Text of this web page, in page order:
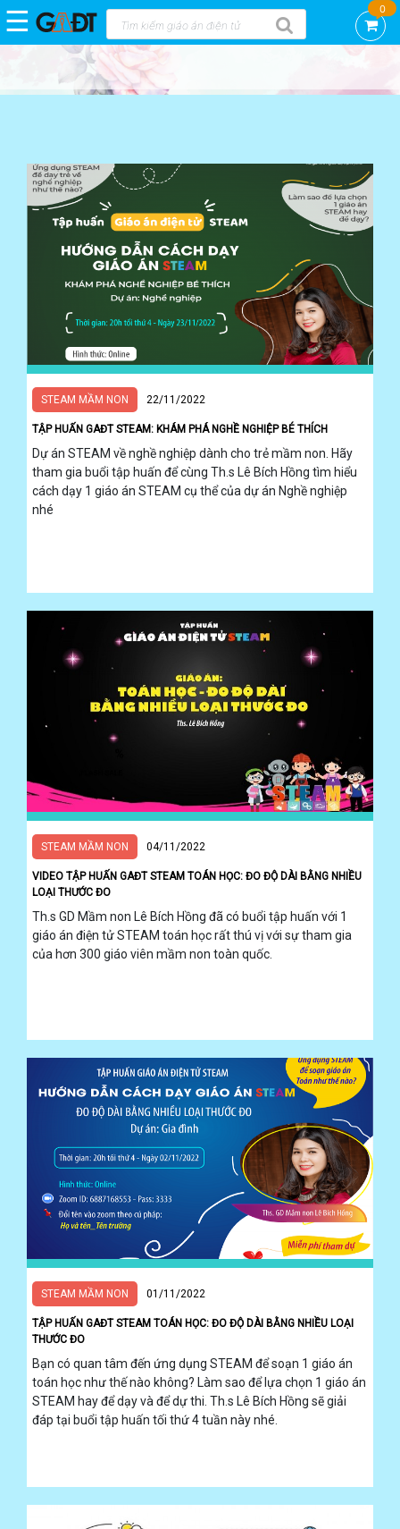
CTCP
mầm
GAĐT
năng
sống
Mầm
Bảng
☰ 0
STEAM MẦM NON 22/11/2022
TẬP HUẤN GAĐT STEAM: KHÁM PHÁ NGHỀ NGHIỆP BÉ THÍCH
Dự án STEAM về nghề nghiệp dành cho trẻ mầm non. Hãy
tham gia buổi tập huấn để cùng Th.s Lê Bích Hồng tìm hiểu
cách dạy 1 giáo án STEAM cụ thể của dự án Nghề nghiệp
nhé
STEAM MẦM NON 04/11/2022
VIDEO TẬP HUẤN GAĐT STEAM TOÁN HỌC: ĐO ĐỘ DÀI BẰNG NHIỀU
LOẠI THƯỚC ĐO
Th.s GD Mầm non Lê Bích Hồng đã có buổi tập huấn với 1
giáo án điện tử STEAM toán học rất thú vị với sự tham gia
của hơn 300 giáo viên mầm non toàn quốc.
STEAM MẦM NON 01/11/2022
TẬP HUẤN GAĐT STEAM TOÁN HỌC: ĐO ĐỘ DÀI BẰNG NHIỀU LOẠI
THƯỚC ĐO
Bạn có quan tâm đến ứng dụng STEAM để soạn 1 giáo án
toán học như thế nào không? Làm sao để lựa chọn 1 giáo án
STEAM hay để dạy và để dự thi. Th.s Lê Bích Hồng sẽ giải
đáp tại buổi tập huấn tối thứ 4 tuần này nhé.